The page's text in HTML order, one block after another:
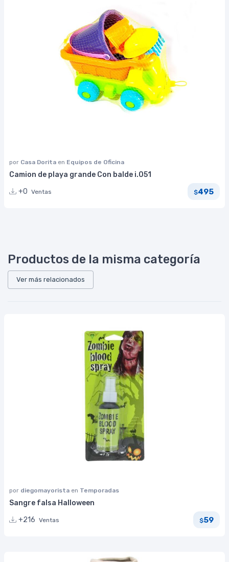
por Casa Dorita en Equipos de Oficina
Camion de playa grande Con balde i.051
+0 Ventas $495
Productos de la misma categoría
Ver más relacionados
por diegomayorista en Temporadas
Sangre falsa Halloween
+216 Ventas $59